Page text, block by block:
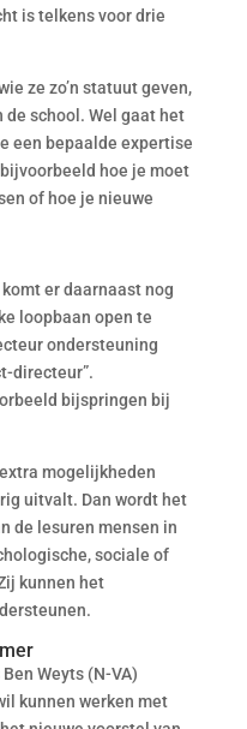
is telkens voor drie
ze zo’n statuut geven,
de school. Wel gaat het
een bepaalde expertise
hoe je moet
of hoe je nieuwe
er daarnaast nog
loopbaan open te
ondersteuning
directeur”.
bijspringen bij
mogelijkheden
uitvalt. Dan wordt het
de lesuren mensen in
sociale of
kunnen het
Weyts (N-VA)
kunnen werken met